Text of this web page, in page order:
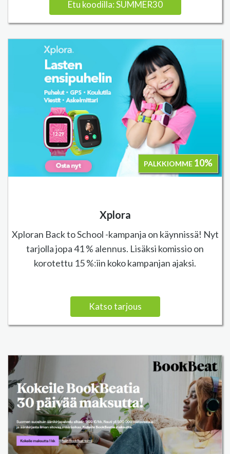
Etu koodilla: SUMMER30
PALKKIOMME 10%
Xplora
Xploran Back to School -kampanja on käynnissä! Nyt
tarjolla jopa 41 % alennus. Lisäksi komissio on
korotettu 15 %:iin koko kampanjan ajaksi.
Katso tarjous